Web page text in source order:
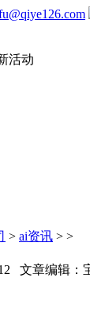
活动
> ai资讯 > >
文章编辑